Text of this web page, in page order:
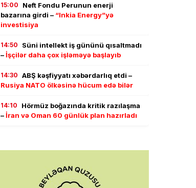
15:00
Neft Fondu Perunun enerji
bazarına girdi – “Inkia Energy”yə
investisiya
14:50
Süni intellekt iş gününü qısaltmadı
–İşçilər daha çox işləməyə başlayıb
14:30 ABŞ kəşfiyyatı xəbərdarlıq etdi –
Rusiya NATO ölkəsinə hücum edə bilər
14:10
Hörmüz boğazında kritik razılaşma
–İran və Oman 60 günlük plan hazırladı